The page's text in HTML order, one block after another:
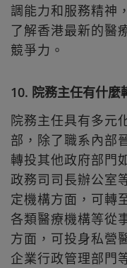
調能力和服務精神
了解香港最新的醫
競爭力。
10. 院務主任有什麼
院務主任具有多元
部，除了職系內部
轉投其他政府部門
政務司司長辦公室
定機構方面，可轉
各類醫療機構等從
方面，可投身私營
企業行政管理部門